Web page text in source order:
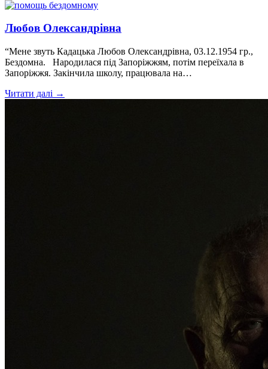
Любов Олександрівна
“Мене звуть Кадацька Любов Олександрівна, 03.12.1954 гр.,
Бездомна. Народилася під Запоріжжям, потім переїхала в
Запоріжжя. Закінчила школу, працювала на…
Читати далі →